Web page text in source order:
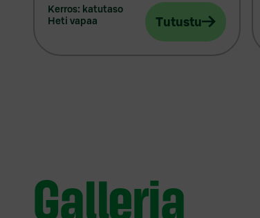
kerros: katutaso
heti vapaa
Tutustu
Galleria